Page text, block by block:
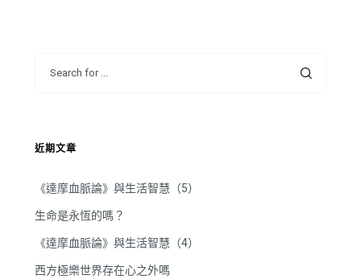
近期文章
《達摩血脈論》與生活智慧（5）
生命是永恆的嗎？
《達摩血脈論》與生活智慧（4）
西方極樂世界存在心之外嗎